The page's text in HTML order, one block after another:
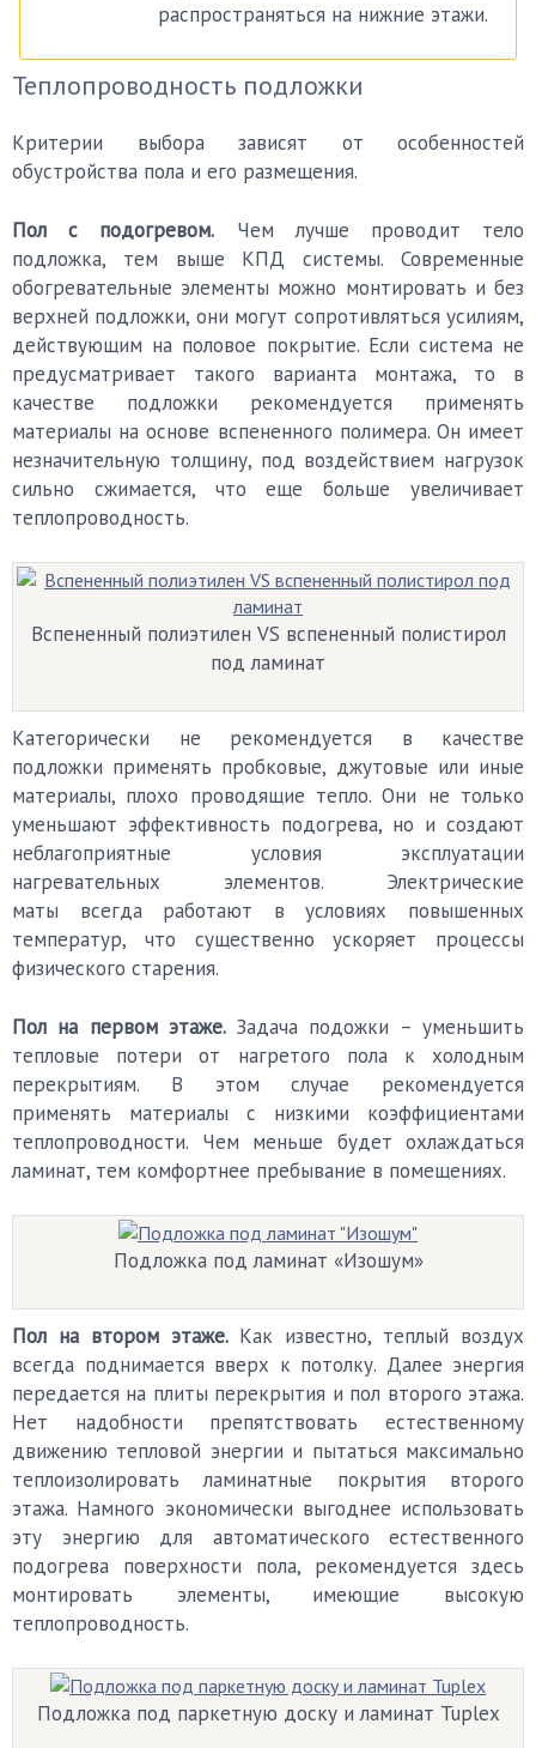
распространяться на нижние этажи.
Теплопроводность подложки
Критерии выбора зависят от особенностей
обустройства пола и его размещения.
Пол с подогревом. Чем лучше проводит тело
подложка, тем выше КПД системы. Современные
обогревательные элементы можно монтировать и без
верхней подложки, они могут сопротивляться усилиям,
действующим на половое покрытие. Если система не
предусматривает такого варианта монтажа, то в
качестве подложки рекомендуется применять
материалы на основе вспененного полимера. Он имеет
незначительную толщину, под воздействием нагрузок
сильно сжимается, что еще больше увеличивает
теплопроводность.
Вспененный полиэтилен VS вспененный полистирол
под ламинат
Категорически не рекомендуется в качестве
подложки применять пробковые, джутовые или иные
материалы, плохо проводящие тепло. Они не только
уменьшают эффективность подогрева, но и создают
неблагоприятные условия эксплуатации
нагревательных элементов. Электрические
маты всегда работают в условиях повышенных
температур, что существенно ускоряет процессы
физического старения.
Пол на первом этаже. Задача подожки – уменьшить
тепловые потери от нагретого пола к холодным
перекрытиям. В этом случае рекомендуется
применять материалы с низкими коэффициентами
теплопроводности. Чем меньше будет охлаждаться
ламинат, тем комфортнее пребывание в помещениях.
Подложка под ламинат «Изошум»
Пол на втором этаже.Как известно, теплый воздух
всегда поднимается вверх к потолку. Далее энергия
передается на плиты перекрытия и пол второго этажа.
Нет надобности препятствовать естественному
движению тепловой энергии и пытаться максимально
теплоизолировать ламинатные покрытия второго
этажа. Намного экономически выгоднее использовать
эту энергию для автоматического естественного
подогрева поверхности пола, рекомендуется здесь
монтировать элементы, имеющие высокую
теплопроводность.
Подложка под паркетную доску и ламинат Tuplex